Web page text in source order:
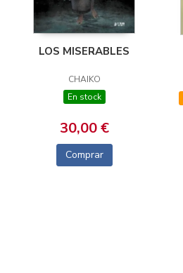
LOS MISERABLES
CHAIKO
En stock
30,00 €
Comprar